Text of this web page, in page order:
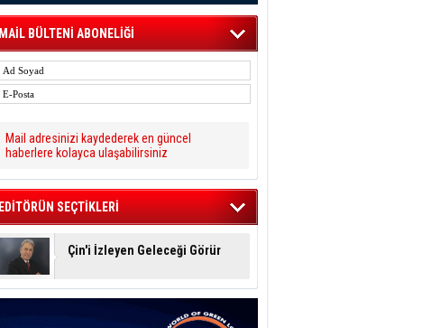
MAİL BÜLTENİ ABONELİĞİ
Mail adresinizi kaydederek en güncel
haberlere kolayca ulaşabilirsiniz
EDİTÖRÜN SEÇTİKLERİ
Çin'i İzleyen Geleceği Görür